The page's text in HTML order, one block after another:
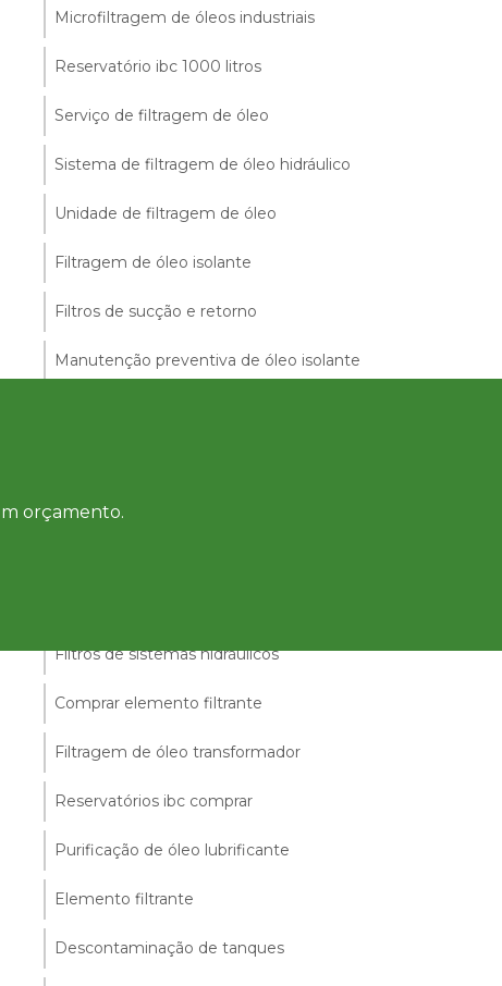
orçamento.
Microfiltragem de óleos industriais
Reservatório ibc 1000 litros
Serviço de filtragem de óleo
Sistema de filtragem de óleo hidráulico
Unidade de filtragem de óleo
Filtragem de óleo isolante
Filtros de sucção e retorno
Manutenção preventiva de óleo isolante
Purificação de óleos industriais
Filtros de sistemas hidráulicos
Comprar elemento filtrante
Filtragem de óleo transformador
Reservatórios ibc comprar
Purificação de óleo lubrificante
Elemento filtrante
Descontaminação de tanques